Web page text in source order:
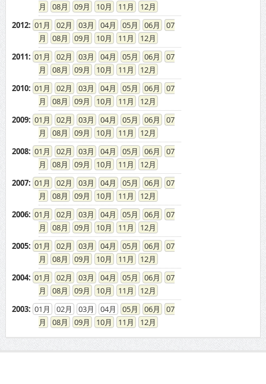
08
09 10 11
12
2012: 01 02 03 04 05 06
07
08
09 10 11
12
2011: 01 02 03 04 05 06
07
08
09 10 11
12
2010: 01 02 03 04 05 06
07
08
09 10 11
12
2009: 01 02 03 04 05 06
07
08
09 10 11
12
2008: 01 02 03 04 05 06
07
08
09 10 11
12
2007: 01 02 03 04 05 06
07
08
09 10 11
12
2006: 01 02 03 04 05 06
07
08
09 10 11
12
2005: 01 02 03 04 05 06
07
08
09 10 11
12
2004: 01 02 03 04 05 06
07
08
09 10 11
12
2003: 01 02 03 04 05 06
07
08
09 10 11 12